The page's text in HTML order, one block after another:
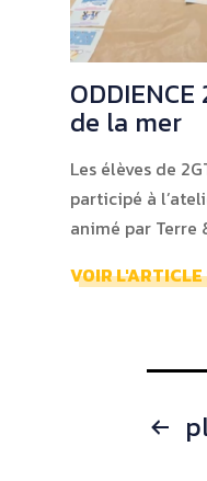
de la mer
Les élèves de
participé à
animé par Terre
VOIR L'ARTICLE